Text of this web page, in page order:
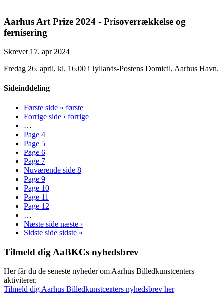
Aarhus Art Prize 2024 - Prisoverrækkelse og
fernisering
Skrevet 17. apr 2024
Fredag 26. april, kl. 16.00 i Jyllands-Postens Domicil, Aarhus Havn.
Sideinddeling
Første side « første
Forrige side ‹ forrige
…
Page 4
Page 5
Page 6
Page 7
Nuværende side 8
Page 9
Page 10
Page 11
Page 12
…
Næste side næste ›
Sidste side sidste »
Tilmeld dig AaBKCs nyhedsbrev
Her får du de seneste nyheder om Aarhus Billedkunstcenters
aktiviterer.
Tilmeld dig Aarhus Billedkunstcenters nyhedsbrev her